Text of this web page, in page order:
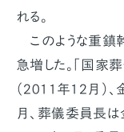
れる。
このような重鎮
急増した。「国家
（2011年12月）、
月、葬儀委員長は